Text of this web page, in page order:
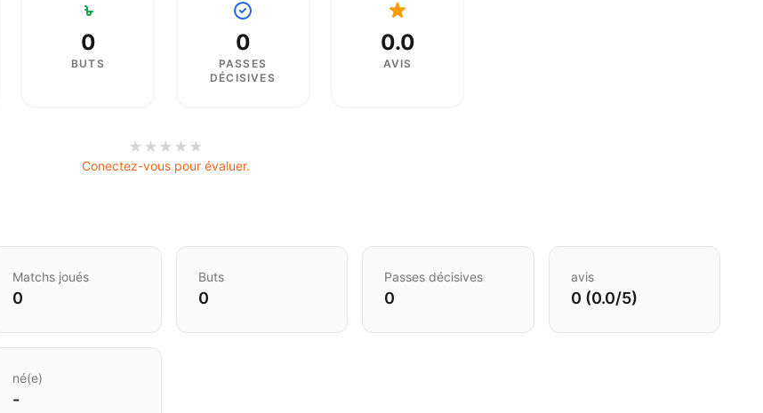
0
BUTS
0
PASSES
DÉCISIVES
0.0
AVIS
★ ★ ★ ★ ★
Conectez-vous pour évaluer.
Matchs joués
0
Buts
0
Passes décisives
0
avis
0 (0.0/5)
né(e)
-